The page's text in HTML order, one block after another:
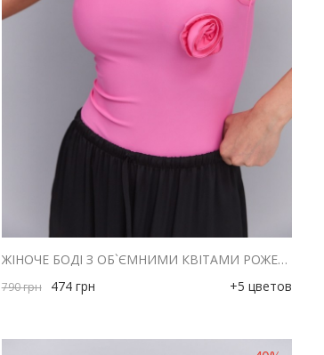
ЖІНОЧЕ БОДІ З ОБ`ЄМНИМИ КВІТАМИ РОЖЕВЕ
790грн 474 грн +5 цветов